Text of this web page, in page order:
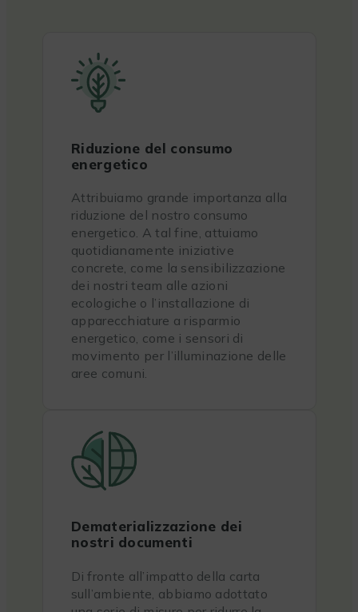
Riduzione del consumo
energetico
Attribuiamo grande importanza alla
riduzione del nostro consumo
energetico. A tal fine, attuiamo
quotidianamente iniziative
concrete, come la sensibilizzazione
dei nostri team alle azioni
ecologiche o l’installazione di
apparecchiature a risparmio
energetico, come i sensori di
movimento per l’illuminazione delle
aree comuni.
Dematerializzazione dei
nostri documenti
Di fronte all’impatto della carta
sull’ambiente, abbiamo adottato